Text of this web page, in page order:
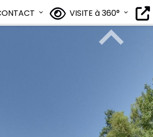
VISITE à 360°